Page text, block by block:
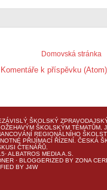
Domovská stránka
Komentáře k příspěvku (Atom)
ŠKOLSKÝ
ŠKOLSKÝM TÉMATŮM,
REGIONÁLNÍHO
PŘIJÍMACÍ ŘÍZENÍ. ČESKÁ
ČTENÁŘŮ.
ALBATROS MEDIA A.S.
· BLOGGERIZED BY ZONA
BY J4W